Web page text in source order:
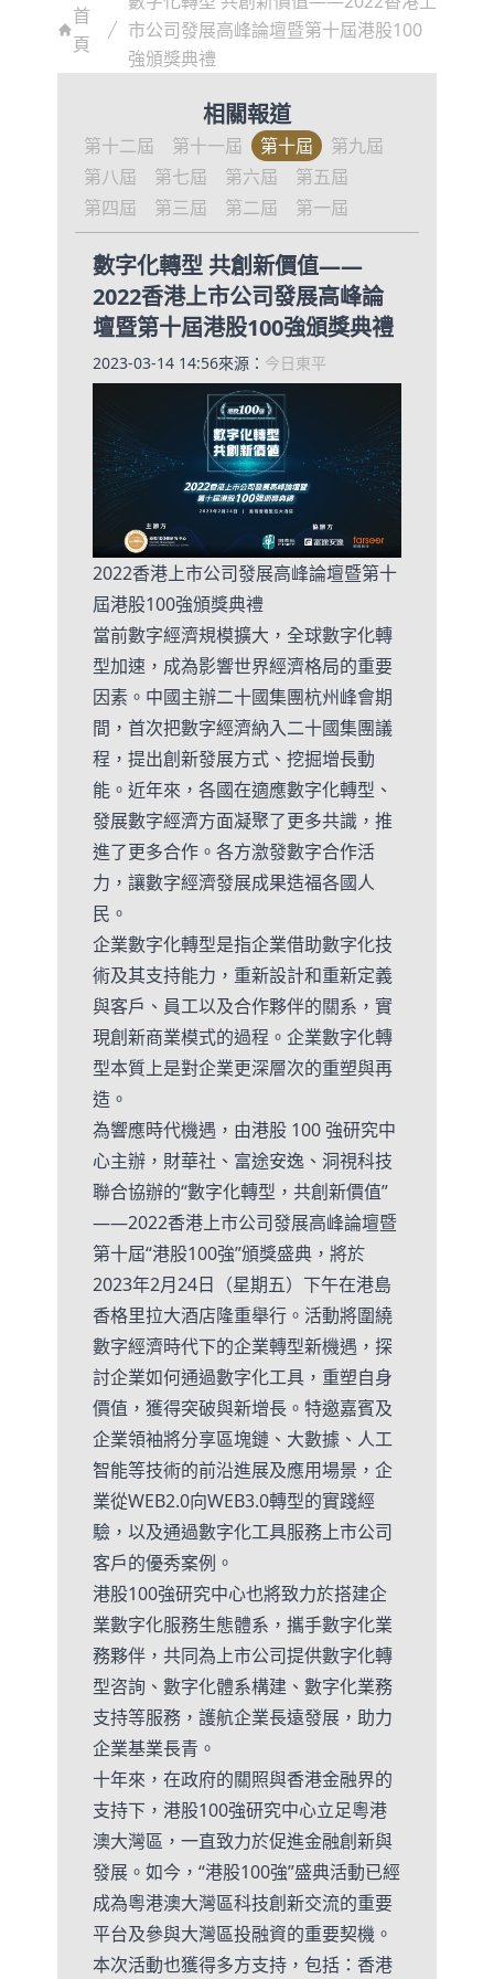
首
頁
市公司發展高峰論壇暨第十屆港股100
強頒獎典禮
相關報道
第十二屆 第十一屆 第十屆
第九屆
第八屆
第七屆 第六屆
第五屆
第四屆
第三屆 第二屆 第一屆
數字化轉型 共創新價值——
2022香港上市公司發展高峰論
壇暨第十屆港股100強頒獎典禮
2023-03-14 14:56來源： 今日東平
2022香港上市公司發展高峰論壇暨第十
屆港股100強頒獎典禮
當前數字經濟規模擴大，全球數字化轉
型加速，成為影響世界經濟格局的重要
因素。中國主辦二十國集團杭州峰會期
間，首次把數字經濟納入二十國集團議
程，提出創新發展方式、挖掘增長動
能。近年來，各國在適應數字化轉型、
發展數字經濟方面凝聚了更多共識，推
進了更多合作。各方激發數字合作活
力，讓數字經濟發展成果造福各國人
民。
企業數字化轉型是指企業借助數字化技
術及其支持能力，重新設計和重新定義
與客戶、員工以及合作夥伴的關系，實
現創新商業模式的過程。企業數字化轉
型本質上是對企業更深層次的重塑與再
造。
為響應時代機遇，由港股 100 強研究中
心主辦，財華社、富途安逸、洞視科技
聯合協辦的“數字化轉型，共創新價值”
——2022香港上市公司發展高峰論壇暨
第十屆“港股100強”頒獎盛典，將於
2023年2月24日（星期五）下午在港島
香格里拉大酒店隆重舉行。活動將圍繞
數字經濟時代下的企業轉型新機遇，探
討企業如何通過數字化工具，重塑自身
價值，獲得突破與新增長。特邀嘉賓及
企業領袖將分享區塊鏈、大數據、人工
智能等技術的前沿進展及應用場景，企
業從WEB2.0向WEB3.0轉型的實踐經
驗，以及通過數字化工具服務上市公司
客戶的優秀案例。
港股100強研究中心也將致力於搭建企
業數字化服務生態體系，攜手數字化業
務夥伴，共同為上市公司提供數字化轉
型咨詢、數字化體系構建、數字化業務
支持等服務，護航企業長遠發展，助力
企業基業長青。
十年來，在政府的關照與香港金融界的
支持下，港股100強研究中心立足粵港
澳大灣區，一直致力於促進金融創新與
發展。如今，“港股100強”盛典活動已經
成為粵港澳大灣區科技創新交流的重要
平台及參與大灣區投融資的重要契機。
本次活動也獲得多方支持，包括：香港